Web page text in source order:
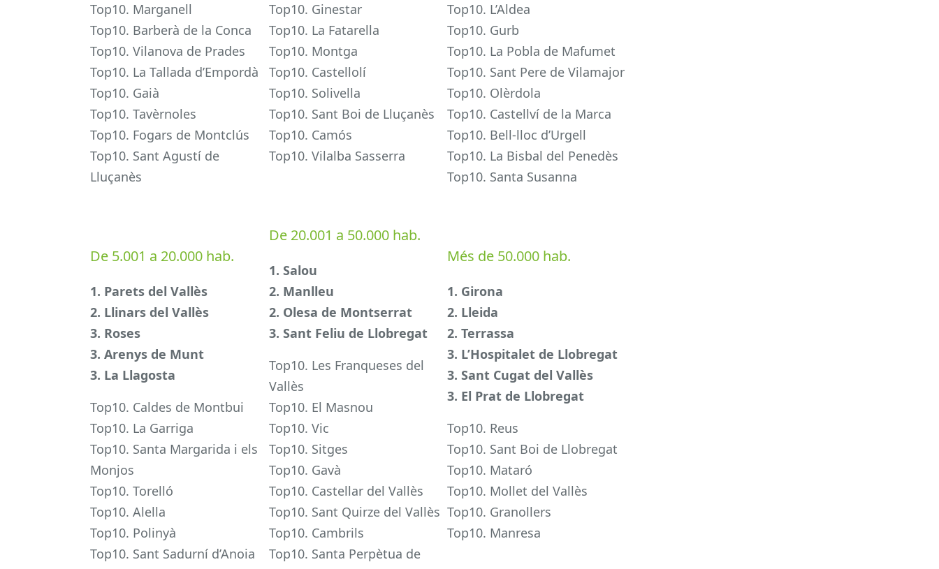
Top10. Marganell
Top10. Barberà de la Conca
Top10. Vilanova de Prades
Top10. La Tallada d’Empordà
Top10. Gaià
Top10. Tavèrnoles
Top10. Fogars de Montclús
Top10. Sant Agustí de
Lluçanès
De 5.001 a 20.000 hab.
1. Parets del Vallès
2. Llinars del Vallès
3. Roses
3. Arenys de Munt
3. La Llagosta
Top10. Caldes de Montbui
Top10. La Garriga
Top10. Santa Margarida i els
Monjos
Top10. Torelló
Top10. Alella
Top10. Polinyà
Top10. Sant Sadurní d’Anoia
Top10. Ginestar
Top10. La Fatarella
Top10. Montga
Top10. Castellolí
Top10. Solivella
Top10. Sant Boi de Lluçanès
Top10. Camós
Top10. Vilalba Sasserra
De 20.001 a 50.000 hab.
1. Salou
2. Manlleu
2. Olesa de Montserrat
3. Sant Feliu de Llobregat
Top10. Les Franqueses del
Vallès
Top10. El Masnou
Top10. Vic
Top10. Sitges
Top10. Gavà
Top10. Castellar del Vallès
Top10. Sant Quirze del Vallès
Top10. Cambrils
Top10. Santa Perpètua de
Top10. L’Aldea
Top10. Gurb
Top10. La Pobla de Mafumet
Top10. Sant Pere de Vilamajor
Top10. Olèrdola
Top10. Castellví de la Marca
Top10. Bell-lloc d’Urgell
Top10. La Bisbal del Penedès
Top10. Santa Susanna
Més de 50.000 hab.
1. Girona
2. Lleida
2. Terrassa
3. L’Hospitalet de Llobregat
3. Sant Cugat del Vallès
3. El Prat de Llobregat
Top10. Reus
Top10. Sant Boi de Llobregat
Top10. Mataró
Top10. Mollet del Vallès
Top10. Granollers
Top10. Manresa